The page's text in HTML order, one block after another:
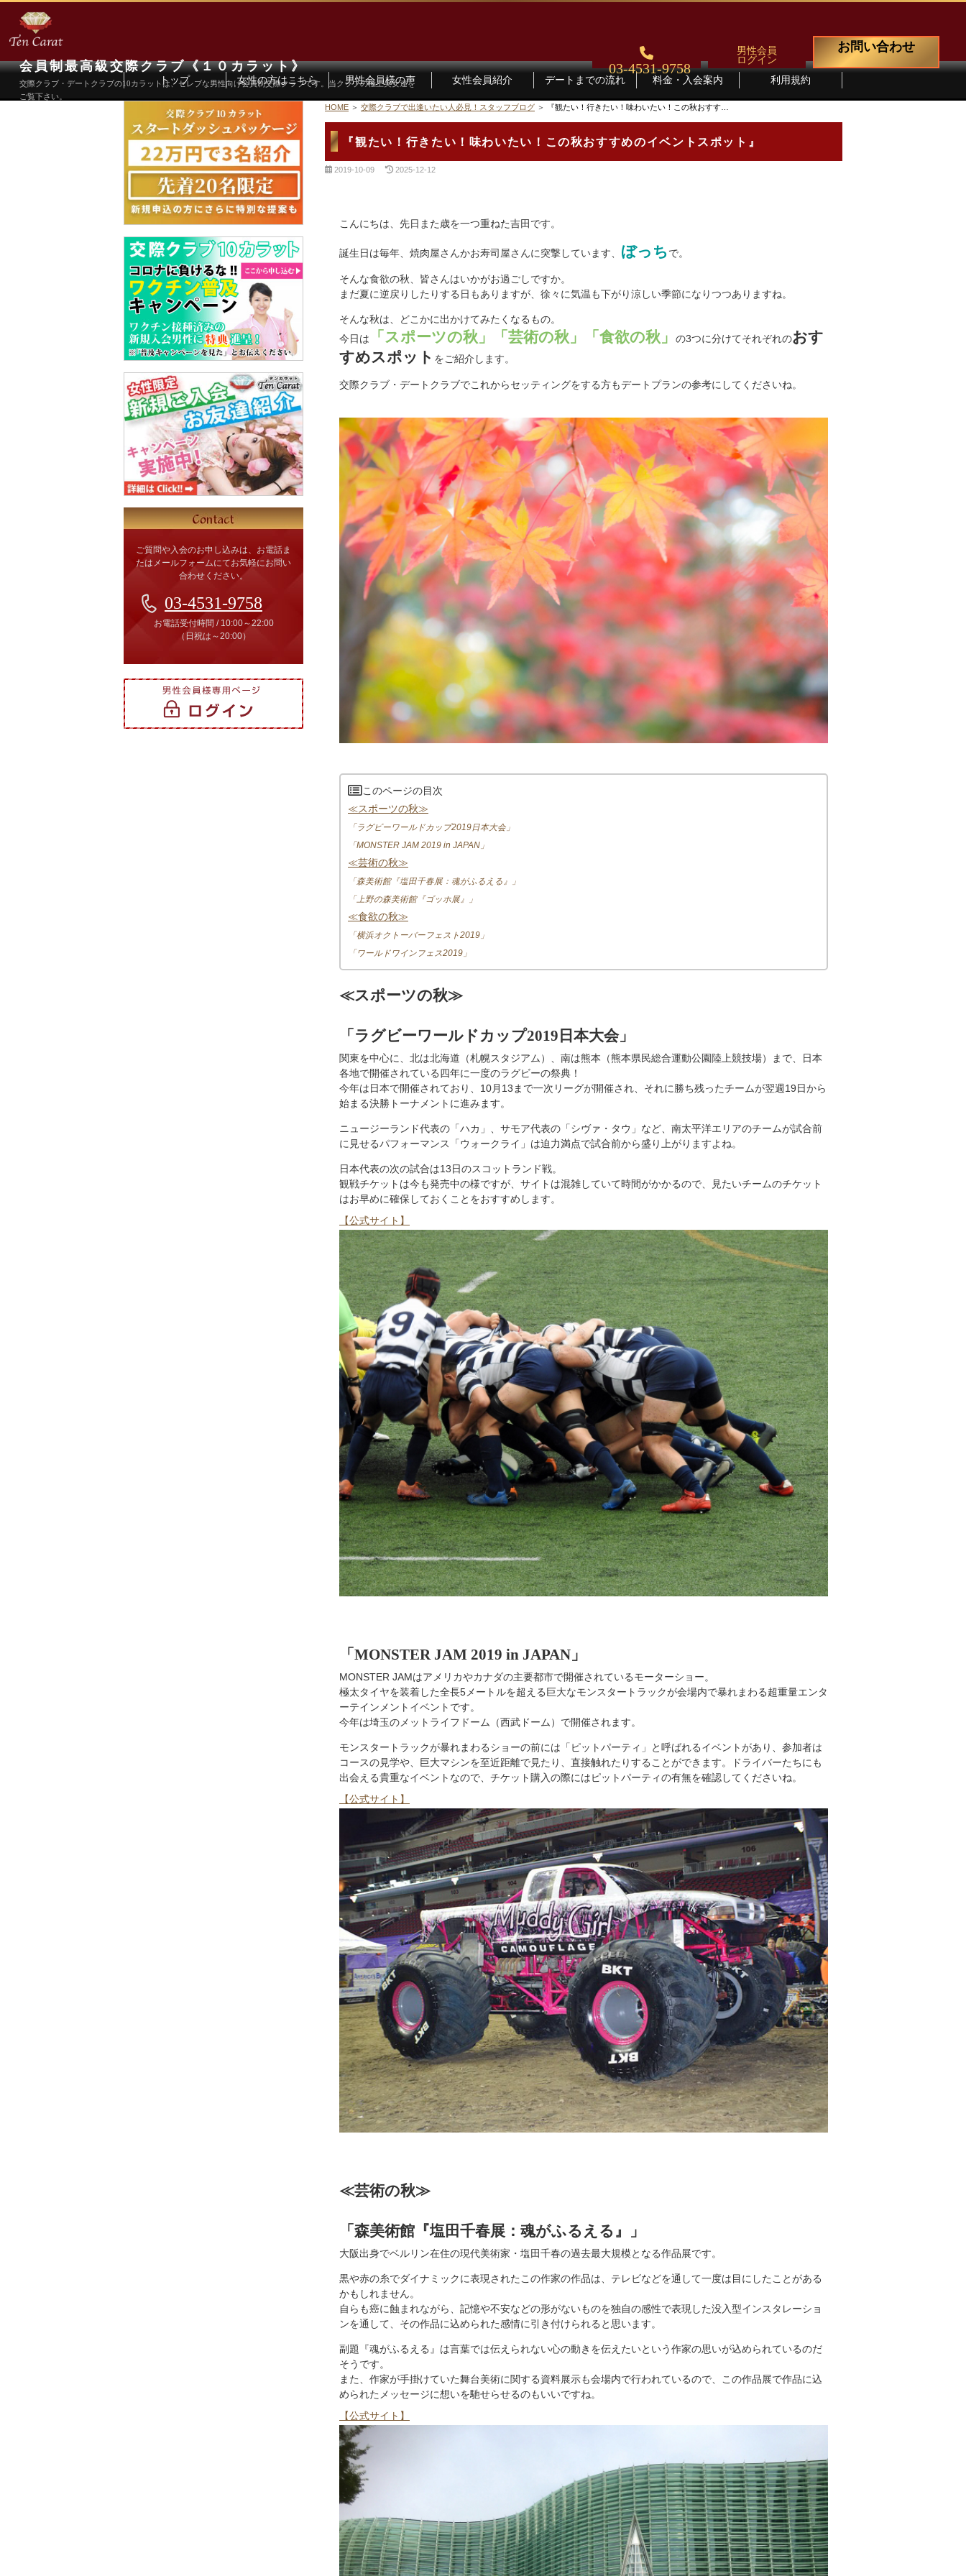
会員制最高級交際クラブ《１０カラット》
交際クラブ・デートクラブの10カラットは、セレブな男性向け会員制交際クラブです。当クラブの極上美女達を
ご覧下さい。
03-4531-9758
男性会員
ログイン
お問い合わせ
トップ 女性の方はこちら 男性会員様の声 女性会員紹介 デートまでの流れ 料金・入会案内 利用規約
HOME 交際クラブで出逢いたい人必見！スタッフブログ 『観たい！行きたい！味わいたい！この秋おすす…
『観たい！行きたい！味わいたい！この秋おすすめのイベントスポット』
2019-10-09 2025-12-12
こんにちは、先日また歳を一つ重ねた吉田です。
誕生日は毎年、焼肉屋さんかお寿司屋さんに突撃しています、 ぼっち で。
そんな食欲の秋、皆さんはいかがお過ごしですか。
まだ夏に逆戻りしたりする日もありますが、徐々に気温も下がり涼しい季節になりつつありますね。
そんな秋は、どこかに出かけてみたくなるもの。
今日は
「スポーツの秋」「芸術の秋」「食欲の秋」 の3つに分けてそれぞれのおす
すめスポット をご紹介します。
交際クラブ・デートクラブでこれからセッティングをする方もデートプランの参考にしてくださいね。
このページの目次
≪スポーツの秋≫
「ラグビーワールドカップ2019日本大会」
「MONSTER JAM 2019 in JAPAN」
≪芸術の秋≫
「森美術館『塩田千春展：魂がふるえる』」
「上野の森美術館『ゴッホ展』」
≪食欲の秋≫
「横浜オクトーバーフェスト2019」
「ワールドワインフェス2019」
≪スポーツの秋≫
「ラグビーワールドカップ2019日本大会」
関東を中心に、北は北海道（札幌スタジアム）、南は熊本（熊本県民総合運動公園陸上競技場）まで、日本
各地で開催されている四年に一度のラグビーの祭典！
今年は日本で開催されており、10月13まで一次リーグが開催され、それに勝ち残ったチームが翌週19日から
始まる決勝トーナメントに進みます。
ニュージーランド代表の「ハカ」、サモア代表の「シヴァ・タウ」など、南太平洋エリアのチームが試合前
に見せるパフォーマンス「ウォークライ」は迫力満点で試合前から盛り上がりますよね。
日本代表の次の試合は13日のスコットランド戦。
観戦チケットは今も発売中の様ですが、サイトは混雑していて時間がかかるので、見たいチームのチケット
はお早めに確保しておくことをおすすめします。
【公式サイト】
「MONSTER JAM 2019 in JAPAN」
MONSTER JAMはアメリカやカナダの主要都市で開催されているモーターショー。
極太タイヤを装着した全長5メートルを超える巨大なモンスタートラックが会場内で暴れまわる超重量エンタ
ーテインメントイベントです。
今年は埼玉のメットライフドーム（西武ドーム）で開催されます。
モンスタートラックが暴れまわるショーの前には「ピットパーティ」と呼ばれるイベントがあり、参加者は
コースの見学や、巨大マシンを至近距離で見たり、直接触れたりすることができます。ドライバーたちにも
出会える貴重なイベントなので、チケット購入の際にはピットパーティの有無を確認してくださいね。
【公式サイト】
≪芸術の秋≫
「森美術館『塩田千春展：魂がふるえる』」
大阪出身でベルリン在住の現代美術家・塩田千春の過去最大規模となる作品展です。
黒や赤の糸でダイナミックに表現されたこの作家の作品は、テレビなどを通して一度は目にしたことがある
かもしれません。
自らも癌に蝕まれながら、記憶や不安などの形がないものを独自の感性で表現した没入型インスタレーショ
ンを通して、その作品に込められた感情に引き付けられると思います。
副題『魂がふるえる』は言葉では伝えられない心の動きを伝えたいという作家の思いが込められているのだ
そうです。
また、作家が手掛けていた舞台美術に関する資料展示も会場内で行われているので、この作品展で作品に込
められたメッセージに想いを馳せらせるのもいいですね。
【公式サイト】
ご質問や入会のお申し込みは、お電話ま
たはメールフォームにてお気軽にお問い
合わせください。
03-4531-9758
お電話受付時間 / 10:00～22:00
（日祝は～20:00）